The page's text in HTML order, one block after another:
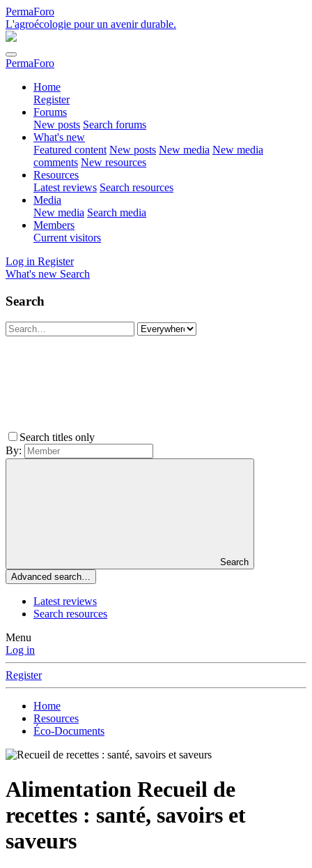
PermaForo
L'agroécologie pour un avenir durable.
PermaForo
Home
Register
Forums
New posts Search forums
What's new
Featured content New posts New media New media
comments New resources
Resources
Latest reviews Search resources
Media
New media Search media
Members
Current visitors
Log in Register
What's new Search
Search
Search titles only
By:
Search
Advanced search…
Latest reviews
Search resources
Menu
Log in
Register
Home
Resources
Éco-Documents
Alimentation Recueil de
recettes : santé, savoirs et
saveurs